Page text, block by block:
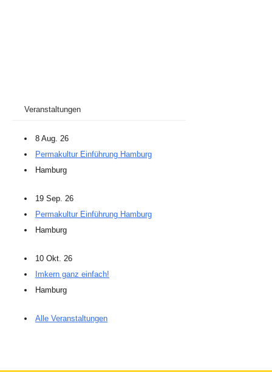
Veranstaltungen
8 Aug. 26
Permakultur Einführung Hamburg
Hamburg
19 Sep. 26
Permakultur Einführung Hamburg
Hamburg
10 Okt. 26
Imkern ganz einfach!
Hamburg
Alle Veranstaltungen